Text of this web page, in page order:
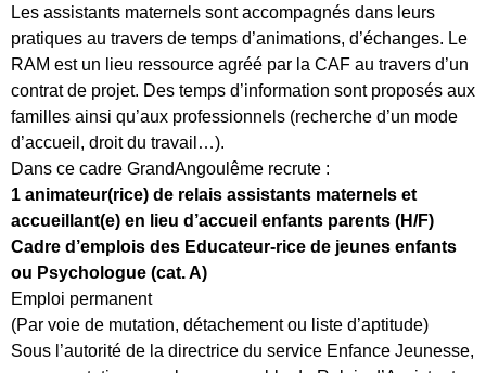
Les assistants maternels sont accompagnés dans leurs
pratiques au travers de temps d’animations, d’échanges. Le
RAM est un lieu ressource agréé par la CAF au travers d’un
contrat de projet. Des temps d’information sont proposés aux
familles ainsi qu’aux professionnels (recherche d’un mode
d’accueil, droit du travail…).
Dans ce cadre GrandAngoulême recrute :
1 animateur(rice) de relais assistants maternels et
accueillant(e) en lieu d’accueil enfants parents (H/F)
Cadre d’emplois des Educateur-rice de jeunes enfants
ou Psychologue (cat. A)
Emploi permanent
(Par voie de mutation, détachement ou liste d’aptitude)
Sous l’autorité de la directrice du service Enfance Jeunesse,